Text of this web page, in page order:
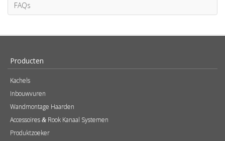
FAQs
Producten
Kachels
Inbouwvuren
Wandmontage Haarden
Accessoires & Rook Kanaal Systemen
Produktzoeker